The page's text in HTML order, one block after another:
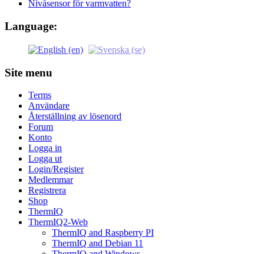
Nivåsensor för varmvatten?
Language:
Site menu
Terms
Användare
Återställning av lösenord
Forum
Konto
Logga in
Logga ut
Login/Register
Medlemmar
Registrera
Shop
ThermIQ
ThermIQ2-Web
ThermIQ and Raspberry PI
ThermIQ and Debian 11